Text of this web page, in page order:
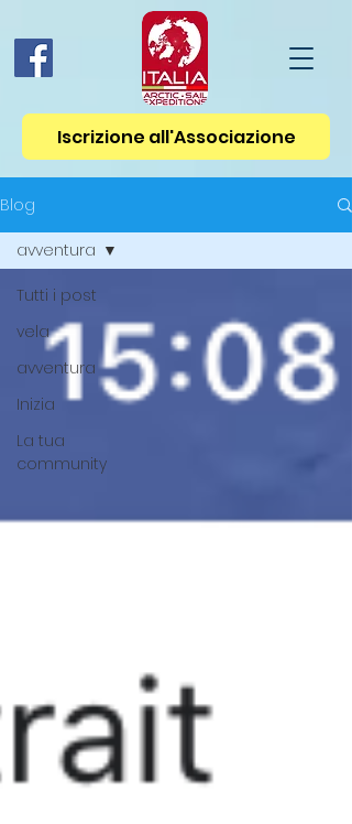
Iscrizione all'Associazione
Blog
Tutti i post
vela
avventura
Inizia
La tua
community
avventura